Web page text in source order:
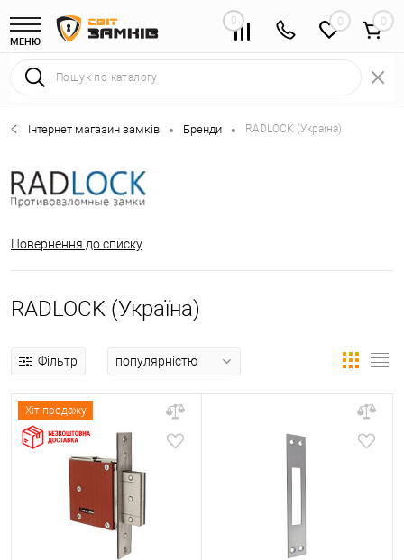
МЕНЮ
0 0
Інтернет магазин замків • Бренди • RADLOCK (Україна)
Повернення до списку
RADLOCK (Україна)
Фільтр
Хіт продажу